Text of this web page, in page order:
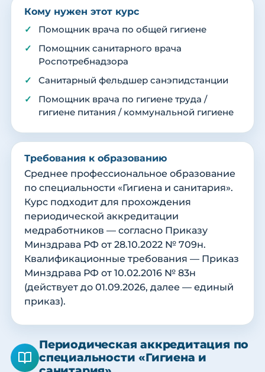
Кому нужен этот курс
Помощник врача по общей гигиене
Помощник санитарного врача
Роспотребнадзора
Санитарный фельдшер санэпидстанции
Помощник врача по гигиене труда /
гигиене питания / коммунальной гигиене
Требования к образованию
Среднее профессиональное образование
по специальности «Гигиена и санитария».
Курс подходит для прохождения
периодической аккредитации
медработников — согласно Приказу
Минздрава РФ от 28.10.2022 № 709н.
Квалификационные требования — Приказ
Минздрава РФ от 10.02.2016 № 83н
(действует до 01.09.2026, далее — единый
приказ).
Периодическая аккредитация по
специальности «Гигиена и